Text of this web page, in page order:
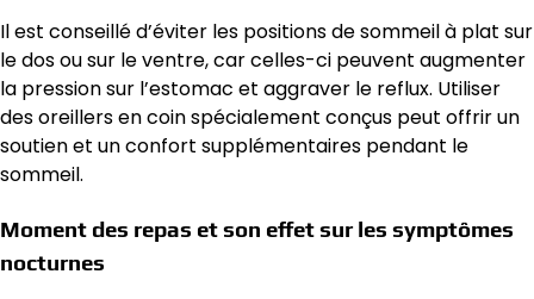
Il est conseillé d’éviter les positions de sommeil à plat sur
le dos ou sur le ventre, car celles-ci peuvent augmenter
la pression sur l’estomac et aggraver le reflux. Utiliser
des oreillers en coin spécialement conçus peut offrir un
soutien et un confort supplémentaires pendant le
sommeil.
Moment des repas et son effet sur les symptômes
nocturnes